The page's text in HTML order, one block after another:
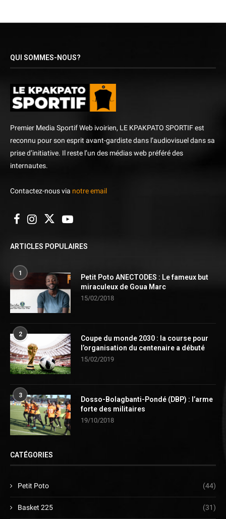
QUI SOMMES-NOUS?
Premier Media Sportif Web ivoirien, LE KPAKPATO SPORTIF est
reconnu pour son esprit avant-gardiste dans l’audiovisuel dans sa
prise d’initiative. Il reste l’un des médias web préféré des
internautes.
Contactez-nous via notre email
ARTICLES POPULAIRES
1
Petit Poto ANECTODES : Le fameux but
miraculeux de Goua Marc
15/02/2018
2
Coupe du monde 2030 : la course pour
l’organisation du centenaire a débuté
15/02/2019
3
Dosso-Bolagbanti-Pondé (DBP) : l’arme
forte des militaires
19/10/2018
CATÉGORIES
Petit Poto (44)
Basket 225 (31)